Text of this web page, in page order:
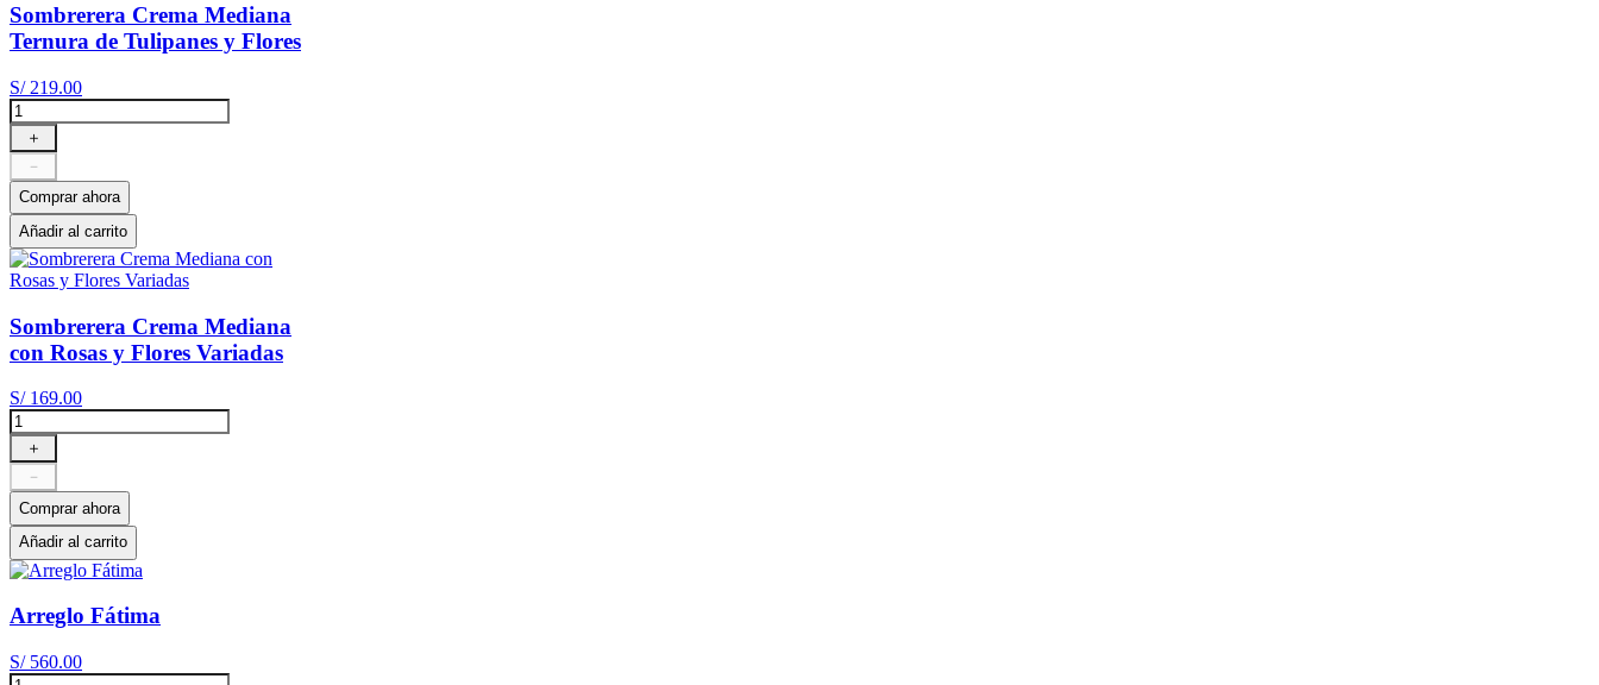
Sombrerera Crema Mediana
Ternura de Tulipanes y Flores
S/ 219.00
＋
－
Comprar ahora
Añadir al carrito
Sombrerera Crema Mediana
con Rosas y Flores Variadas
S/ 169.00
＋
－
Comprar ahora
Añadir al carrito
Arreglo Fátima
S/ 560.00